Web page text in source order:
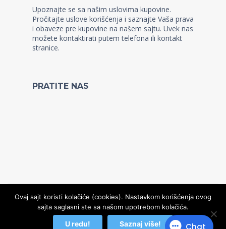
Upoznajte se sa našim uslovima kupovine.
Pročitajte uslove korišćenja i saznajte Vaša prava
i obaveze pre kupovine na našem sajtu. Uvek nas
možete kontaktirati putem telefona ili kontakt
stranice.
PRATITE NAS
© Copyright 2022, Kidz WordPress Theme
Ovaj sajt koristi kolačiće (cookies). Nastavkom korišćenja ovog
sajta saglasni ste sa našom upotrebom kolačića.
U redu! Saznaj više!